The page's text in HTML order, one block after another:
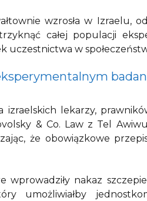
wzrosła w Izraelu,
całej populacji
uczestnictwa w
lekarzy,
& Co. Law z Tel
że obowiązkowe
wprowadziły nakaz
umożliwiałby